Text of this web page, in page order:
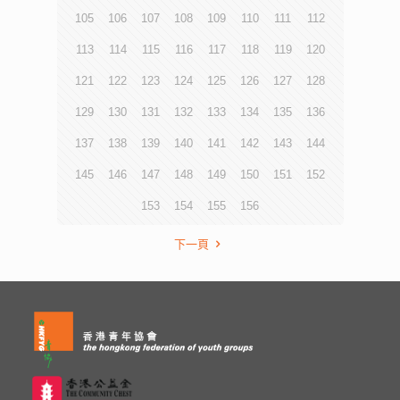
105 106 107 108 109 110 111 112
113 114 115 116 117 118 119 120
121 122 123 124 125 126 127 128
129 130 131 132 133 134 135 136
137 138 139 140 141 142 143 144
145 146 147 148 149 150 151 152
153 154 155 156
下一頁